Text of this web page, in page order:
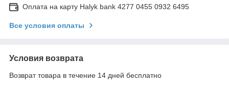
Оплата на карту Halyk bank 4277 0455 0932 6495
Все условия оплаты
Условия возврата
Возврат товара в течение 14 дней бесплатно